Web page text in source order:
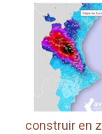
construir en